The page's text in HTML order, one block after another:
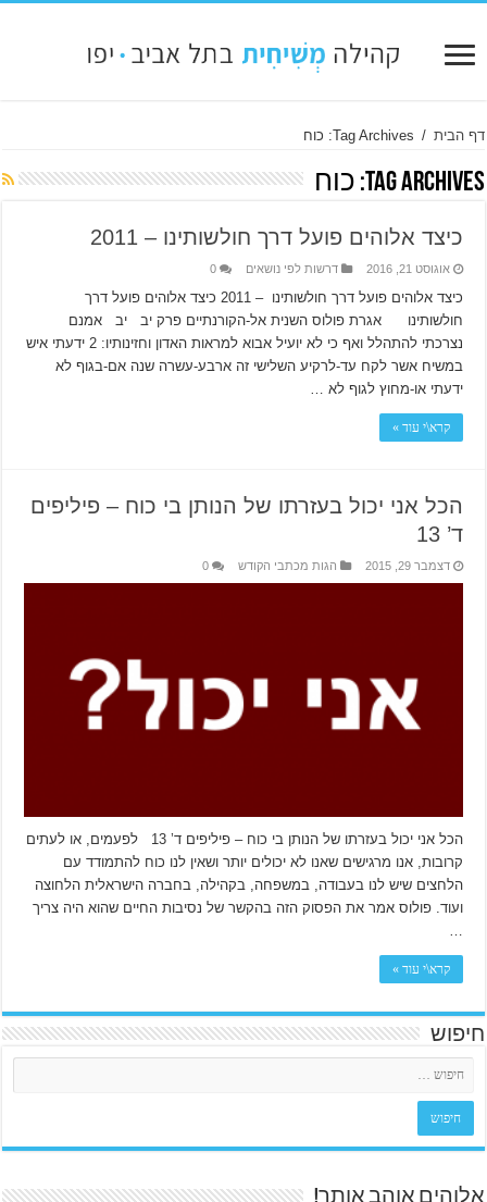
דף הבית / Tag Archives: כוח
Tag Archives: כוח
כיצד אלוהים פועל דרך חולשותינו – 2011
אוגוסט 21, 2016 דרשות לפי נושאים 0
כיצד אלוהים פועל דרך חולשותינו – 2011 כיצד אלוהים פועל דרך
חולשותינו אגרת פולוס השנית אל-הקורנתיים פרק יב יב אמנם
נצרכתי להתהלל ואף כי לא יועיל אבוא למראות האדון וחזינותיו: 2 ידעתי איש
במשיח אשר לקח עד-לרקיע השלישי זה ארבע-עשרה שנה אם-בגוף לא
ידעתי או-מחוץ לגוף לא …
קרא\י עוד »
הכל אני יכול בעזרתו של הנותן בי כוח – פיליפים
ד’ 13
דצמבר 29, 2015 הגות מכתבי הקודש 0
הכל אני יכול בעזרתו של הנותן בי כוח – פיליפים ד’ 13 לפעמים, או לעתים
קרובות, אנו מרגישים שאנו לא יכולים יותר ושאין לנו כוח להתמודד עם
הלחצים שיש לנו בעבודה, במשפחה, בקהילה, בחברה הישראלית הלחוצה
ועוד. פולוס אמר את הפסוק הזה בהקשר של נסיבות החיים שהוא היה צריך
קרא\י עוד »
חיפוש
אלוהים אוהב אותך!